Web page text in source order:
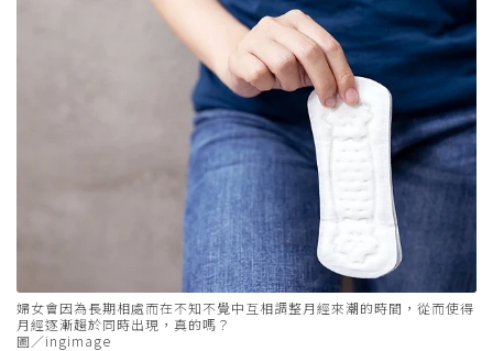
婦女會因為長期相處而在不知不覺中互相調整月經來潮的時間，從而使得
月經逐漸趨於同時出現，真的嗎？
圖／ingimage